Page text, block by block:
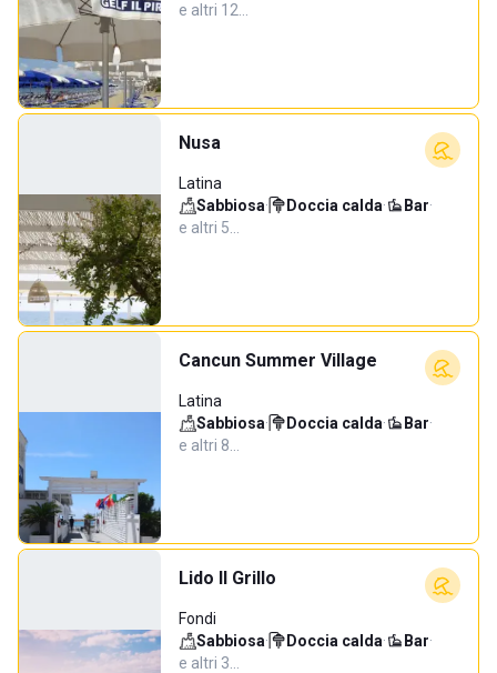
e altri 12…
Nusa
Latina
Sabbiosa· Doccia calda· Bar·
e altri 5…
Cancun Summer Village
Latina
Sabbiosa· Doccia calda· Bar·
e altri 8…
Lido Il Grillo
Fondi
Sabbiosa· Doccia calda· Bar·
e altri 3…